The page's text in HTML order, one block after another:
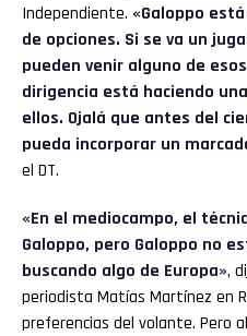
Independiente. «Galoppo
de opciones. Si se va un
pueden venir alguno de
dirigencia está haciendo
ellos. Ojalá que antes del
pueda incorporar un
el DT.
«En el mediocampo, el
Galoppo, pero Galoppo no
buscando algo de Europa»,
periodista Matías Martínez en
preferencias del volante. Pero